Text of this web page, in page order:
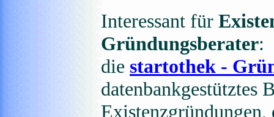
Interessant für
Gründungsberater:
die startothek -
datenbankgestütztes
Existenzgründungen,